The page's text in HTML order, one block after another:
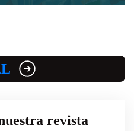
revista